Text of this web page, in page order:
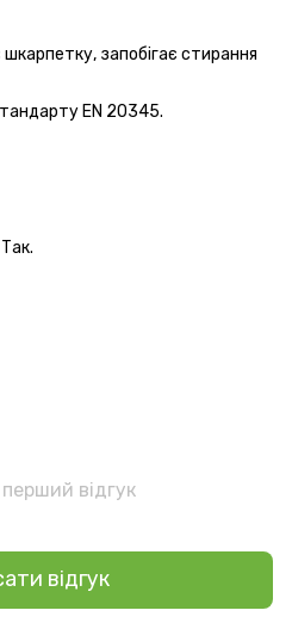
запобігає стирання
EN 20345.
відгук
відгук